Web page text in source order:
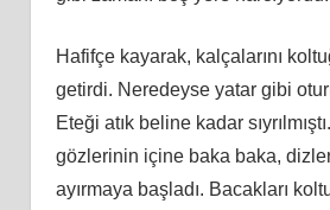
Hafifçe kayarak, kalçalarını
getirdi. Neredeyse yatar gibi
Eteği atık beline kadar
gözlerinin içine baka baka,
ayırmaya başladı. Bacakları